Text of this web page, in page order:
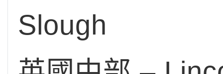
Slough